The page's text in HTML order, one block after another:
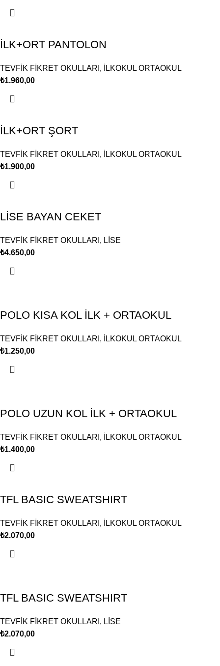
İLK+ORT PANTOLON
TEVFİK FİKRET OKULLARI ,
İLKOKUL ORTAOKUL
₺1.960,00
İLK+ORT ŞORT
TEVFİK FİKRET OKULLARI ,
İLKOKUL ORTAOKUL
₺1.900,00
LİSE BAYAN CEKET
TEVFİK FİKRET OKULLARI , LİSE
₺4.650,00
POLO KISA KOL İLK + ORTAOKUL
TEVFİK FİKRET OKULLARI ,
İLKOKUL ORTAOKUL
₺1.250,00
POLO UZUN KOL İLK + ORTAOKUL
TEVFİK FİKRET OKULLARI ,
İLKOKUL ORTAOKUL
₺1.400,00
TFL BASIC SWEATSHIRT
TEVFİK FİKRET OKULLARI ,
İLKOKUL ORTAOKUL
₺2.070,00
TFL BASIC SWEATSHIRT
TEVFİK FİKRET OKULLARI , LİSE
₺2.070,00